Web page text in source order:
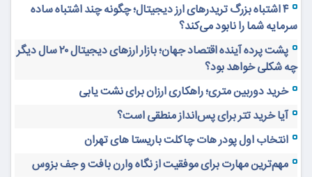
۴ اشتباه بزرگ تریدرهای ارز دیجیتال؛ چگونه چند اشتباه ساده
سرمایه شما را نابود می‌کند؟
پشت پرده آینده اقتصاد جهان؛ بازار ارزهای دیجیتال ۲۰ سال دیگر
چه شکلی خواهد بود؟
خرید دوربین متری؛ راهکاری ارزان برای نشت یابی
آیا خرید تتر برای پس‌انداز منطقی است؟
انتخاب اول پودر هات چاکلت باریستا های تهران
مهم‌ترین مهارت برای موفقیت از نگاه وارن بافت و جف بزوس